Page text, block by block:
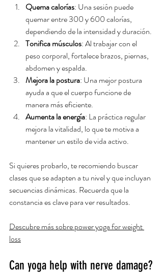
Quema calorías: Una sesión puede
quemar entre 300 y 600 calorías,
dependiendo de la intensidad y duración.
Tonifica músculos: Al trabajar con el
peso corporal, fortalece brazos, piernas,
abdomen y espalda.
Mejora la postura: Una mejor postura
ayuda a que el cuerpo funcione de
manera más eficiente.
Aumenta la energía: La práctica regular
mejora la vitalidad, lo que te motiva a
mantener un estilo de vida activo.
Si quieres probarlo, te recomiendo buscar
clases que se adapten a tu nivel y que incluyan
secuencias dinámicas. Recuerda que la
constancia es clave para ver resultados.
Descubre más sobre power yoga for weight
loss
Can yoga help with nerve damage?